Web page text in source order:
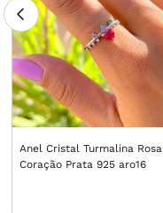
Anel Cristal Turmalina Rosa
Coração Prata 925 aro16